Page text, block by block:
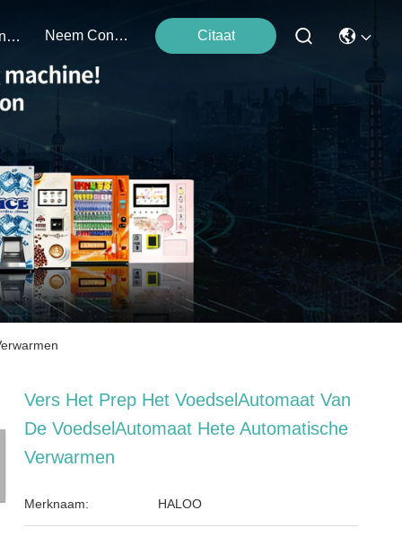
Evenementen Neem Contact Met Ons Op Citaat
Vers Het Prep Het VoedselAutomaat Van
De VoedselAutomaat Hete Automatische
Verwarmen
Merknaam: HALOO